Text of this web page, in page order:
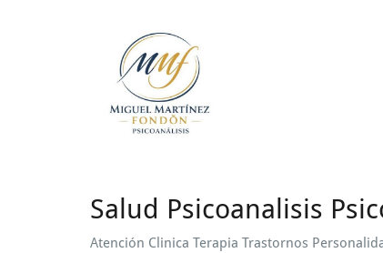
Salud Psicoanalisis
Atención Clinica Terapia Trastornos